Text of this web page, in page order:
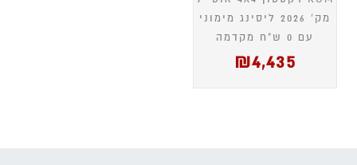
מק' 2026 ליסינג מימוני
עם 0 ש"ח מקדמה
₪4,435